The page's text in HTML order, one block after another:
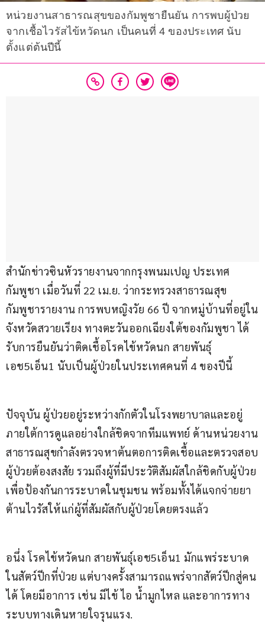
หน่วยงานสาธารณสุขของกัมพูชายืนยัน การพบผู้ป่วย
จากเชื้อไวรัสไข้หวัดนก เป็นคนที่ 4 ของประเทศ นับ
ตั้งแต่ต้นปีนี้
สำนักข่าวซินหัวรายงานจากกรุงพนมเปญ ประเทศ
กัมพูชา เมื่อวันที่ 22 เม.ย. ว่ากระทรวงสาธารณสุข
กัมพูชารายงาน การพบหญิงวัย 66 ปี จากหมู่บ้านที่อยู่ใน
จังหวัดสวายเรียง ทางตะวันออกเฉียงใต้ของกัมพูชา ได้
รับการยืนยันว่าติดเชื้อโรคไข้หวัดนก สายพันธุ์
เอช5เอ็น1 นับเป็นผู้ป่วยในประเทศคนที่ 4 ของปีนี้
ปัจจุบัน ผู้ป่วยอยู่ระหว่างกักตัวในโรงพยาบาลและอยู่
ภายใต้การดูแลอย่างใกล้ชิดจากทีมแพทย์ ด้านหน่วยงาน
สาธารณสุขกำลังตรวจหาต้นตอการติดเชื้อและตรวจสอบ
ผู้ป่วยต้องสงสัย รวมถึงผู้ที่มีประวัติสัมผัสใกล้ชิดกับผู้ป่วย
เพื่อป้องกันการระบาดในชุมชน พร้อมทั้งได้แจกจ่ายยา
ต้านไวรัสให้แก่ผู้ที่สัมผัสกับผู้ป่วยโดยตรงแล้ว
อนึ่ง โรคไข้หวัดนก สายพันธุ์เอช5เอ็น1 มักแพร่ระบาด
ในสัตว์ปีกที่ป่วย แต่บางครั้งสามารถแพร่จากสัตว์ปีกสู่คน
ได้ โดยมีอาการ เช่น มีไข้ ไอ น้ำมูกไหล และอาการทาง
ระบบทางเดินหายใจรุนแรง.